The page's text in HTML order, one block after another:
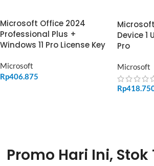
Microsoft Office 2024
Professional Plus +
Windows 11 Pro License Key
Microsoft
Rp406.875
Device 1
Pro
Microsoft
Rp
Promo Hari Ini,